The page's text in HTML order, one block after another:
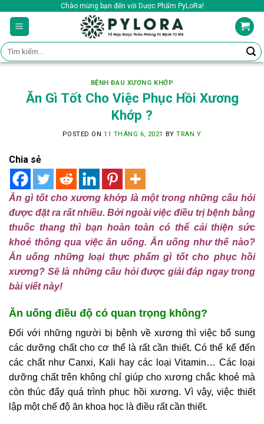
content
Chào mừng bạn đến với Dược Phẩm PyLoRa!
Tìm
kiếm:
BỆNH ĐAU XƯƠNG KHỚP
Ăn Gì Tốt Cho Việc Phục Hồi Xương
Khớp ?
POSTED ON 11 THÁNG 6, 2021 BYTRAN Y
Chia sẻ
Ăn gì tốt cho xương khớp là một trong những câu hỏi
được đặt ra rất nhiều. Bởi ngoài việc điều trị bệnh bằng
thuốc thang thì bạn hoàn toàn có thể cải thiện sức
khoẻ thông qua việc ăn uống. Ăn uống như thế nào?
Ăn uống những loại thực phẩm gì tốt cho phục hồi
xương? Sẽ là những câu hỏi được giải đáp ngay trong
bài viết này!
Ăn uống điều độ có quan trọng không?
Đối với những người bị bệnh về xương thì việc bổ sung
các dưỡng chất cho cơ thể là rất cần thiết. Có thể kể đến
các chất như Canxi, Kali hay các loại Vitamin… Các loại
dưỡng chất trên không chỉ giúp cho xương chắc khoẻ mà
còn thúc đẩy quá trình phục hồi xương. Vì vậy, việc thiết
lập một chế độ ăn khoa học là điều rất cần thiết.